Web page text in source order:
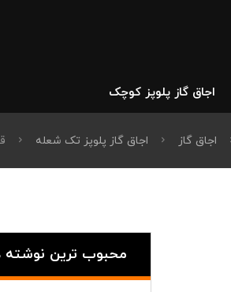
اجاق گاز پلوپز کوچک
اجاق گاز اجاق گاز پلوپز تک شعله
محبوب ترین نوشته